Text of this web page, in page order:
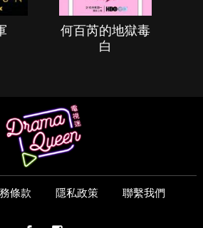
何百芮的地獄毒
白
條款 隱私政策 聯繫我們